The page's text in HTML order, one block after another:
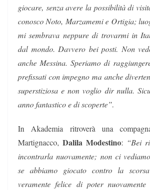
giocare, senza avere la possibilità di
conosco Noto, Marzamemi e Ortigia;
mi sembrava neppure di trovarmi in
dal mondo. Davvero bei posti. Non
anche Messina. Speriamo di
prefissati con impegno ma anche
superstiziosa e non voglio dir nulla.
anno fantastico e di scoperte”.
In Akademia ritroverà una
Martignacco, Dalila Modestino: “Bei
incontrarla nuovamente; non ci
se abbiamo giocato contro la
veramente felice di poter